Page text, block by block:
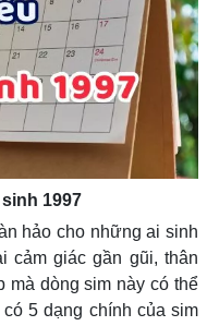
1997
hảo cho những ai sinh
cảm giác gần gũi, thân
mà dòng sim này có thể
5 dạng chính của sim